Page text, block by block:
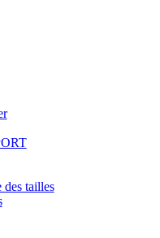
des tailles